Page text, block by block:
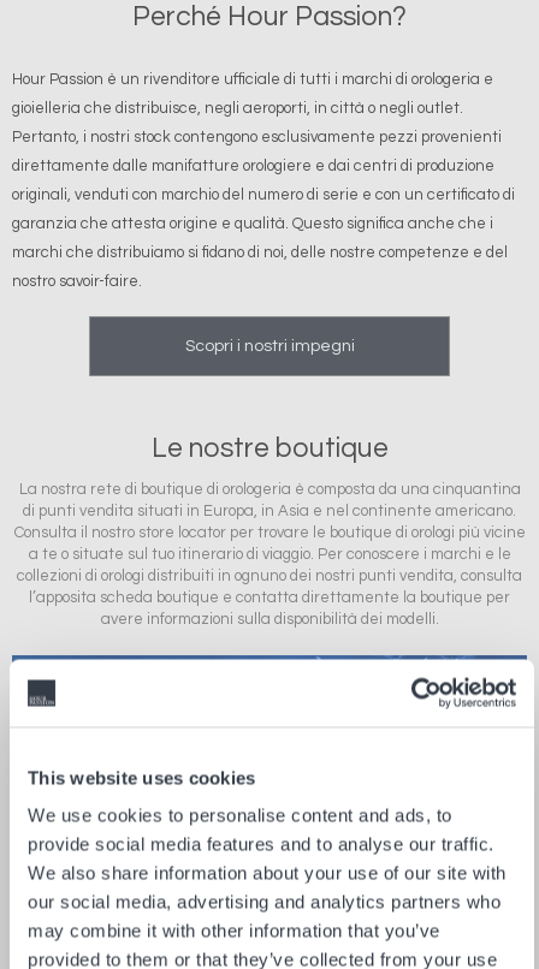
This website uses cookies
We use cookies to personalise content and ads, to
provide social media features and to analyse our traffic.
We also share information about your use of our site with
our social media, advertising and analytics partners who
may combine it with other information that you’ve
provided to them or that they’ve collected from your use
Perché Hour Passion?
Hour Passion è un rivenditore ufficiale di tutti i marchi di orologeria e
gioielleria che distribuisce, negli aeroporti, in città o negli outlet.
Pertanto, i nostri stock contengono esclusivamente pezzi provenienti
direttamente dalle manifatture orologiere e dai centri di produzione
originali, venduti con marchio del numero di serie e con un certificato di
garanzia che attesta origine e qualità. Questo significa anche che i
marchi che distribuiamo si fidano di noi, delle nostre competenze e del
nostro savoir-faire.
Scopri i nostri impegni
Le nostre boutique
La nostra rete di boutique di orologeria è composta da una cinquantina
di punti vendita situati in Europa, in Asia e nel continente americano.
Consulta il nostro store locator per trovare le boutique di orologi più vicine
a te o situate sul tuo itinerario di viaggio. Per conoscere i marchi e le
collezioni di orologi distribuiti in ognuno dei nostri punti vendita, consulta
l’apposita scheda boutique e contatta direttamente la boutique per
avere informazioni sulla disponibilità dei modelli.
EUROPA
31 NEGOZI